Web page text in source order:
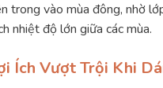
trong vào mùa đông, nhờ
nhiệt độ lớn giữa các mùa.
Ích Vượt Trội Khi